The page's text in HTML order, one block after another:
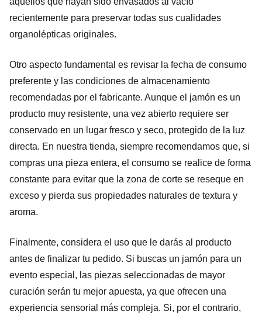
recientemente para preservar todas sus cualidades
organolépticas originales.
Otro aspecto fundamental es revisar la fecha de consumo
preferente y las condiciones de almacenamiento
recomendadas por el fabricante. Aunque el jamón es un
producto muy resistente, una vez abierto requiere ser
conservado en un lugar fresco y seco, protegido de la luz
directa. En nuestra tienda, siempre recomendamos que, si
compras una pieza entera, el consumo se realice de forma
constante para evitar que la zona de corte se reseque en
exceso y pierda sus propiedades naturales de textura y
aroma.
Finalmente, considera el uso que le darás al producto
antes de finalizar tu pedido. Si buscas un jamón para un
evento especial, las piezas seleccionadas de mayor
curación serán tu mejor apuesta, ya que ofrecen una
experiencia sensorial más compleja. Si, por el contrario,